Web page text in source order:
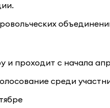
и проходит с начала
среди